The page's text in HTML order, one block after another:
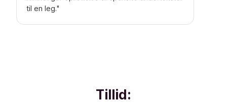
til en leg."
Tillid: